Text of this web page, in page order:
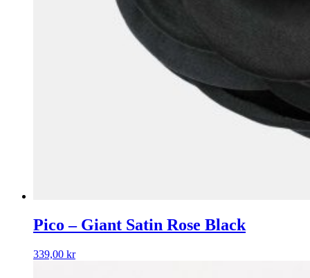
Pico – Giant Satin Rose Black
339,00 kr